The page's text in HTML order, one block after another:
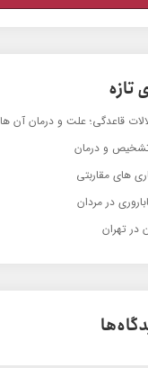
تازه
قاعدگی؛ علت و درمان آن ها
تشخیص و درمان
های مقاربتی
در مردان
در تهران